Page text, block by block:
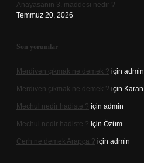
Anayasanın 3. maddesi nedir ?
Temmuz 20, 2026
Son yorumlar
Merdiven çıkmak ne demek ? için admin
Merdiven çıkmak ne demek ? için Karan
Mechul nedir hadiste ? için admin
Mechul nedir hadiste ? için Özüm
Cerh ne demek Arapça ? için admin